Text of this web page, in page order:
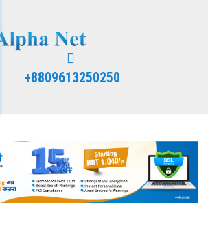
+8809613250250